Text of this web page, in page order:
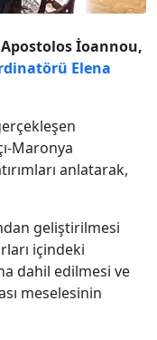
Apostolos İoannou,
Elena
Maronya
anlatarak,
geliştirilmesi
içindeki
dahil edilmesi ve
meselesinin